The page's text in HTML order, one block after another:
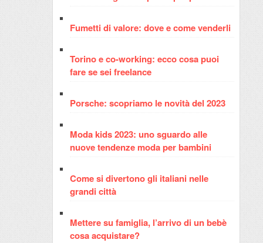
Fumetti di valore: dove e come venderli
Torino e co-working: ecco cosa puoi
fare se sei freelance
Porsche: scopriamo le novità del 2023
Moda kids 2023: uno sguardo alle
nuove tendenze moda per bambini
Come si divertono gli italiani nelle
grandi città
Mettere su famiglia, l’arrivo di un bebè
cosa acquistare?